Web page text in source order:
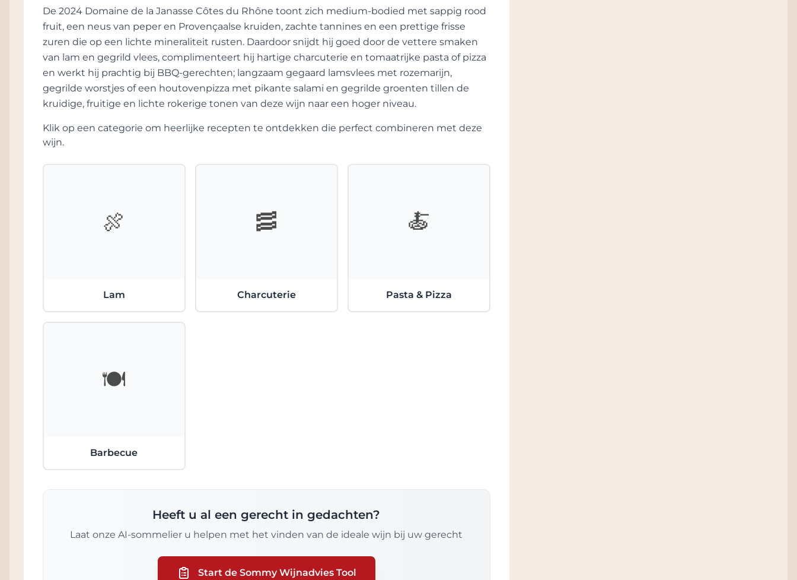
De 2024 Domaine de la Janasse Côtes du Rhône toont zich medium-bodied met sappig rood
fruit, een neus van peper en Provençaalse kruiden, zachte tannines en een prettige frisse
zuren die op een lichte mineraliteit rusten. Daardoor snijdt hij goed door de vettere smaken
van lam en gegrild vlees, complimenteert hij hartige charcuterie en tomaatrijke pasta of pizza
en werkt hij prachtig bij BBQ-gerechten; langzaam gegaard lamsvlees met rozemarijn,
gegrilde worstjes of een houtovenpizza met pikante salami en gegrilde groenten tillen de
kruidige, fruitige en lichte rokerige tonen van deze wijn naar een hoger niveau.
Klik op een categorie om heerlijke recepten te ontdekken die perfect combineren met deze
wijn.
🍖
Lam
🥓
Charcuterie
🍝
Pasta & Pizza
🍽️
Barbecue
Heeft u al een gerecht in gedachten?
Laat onze AI-sommelier u helpen met het vinden van de ideale wijn bij uw gerecht
Start de Sommy Wijnadvies Tool